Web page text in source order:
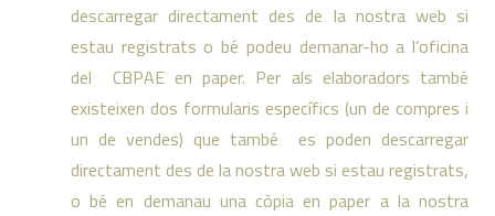
descarregar directament des de la nostra web si
estau registrats o bé podeu demanar-ho a l’oficina
del CBPAE en paper. Per als elaboradors també
existeixen dos formularis específics (un de compres i
un de vendes) que també es poden descarregar
directament des de la nostra web si estau registrats,
o bé en demanau una còpia en paper a la nostra